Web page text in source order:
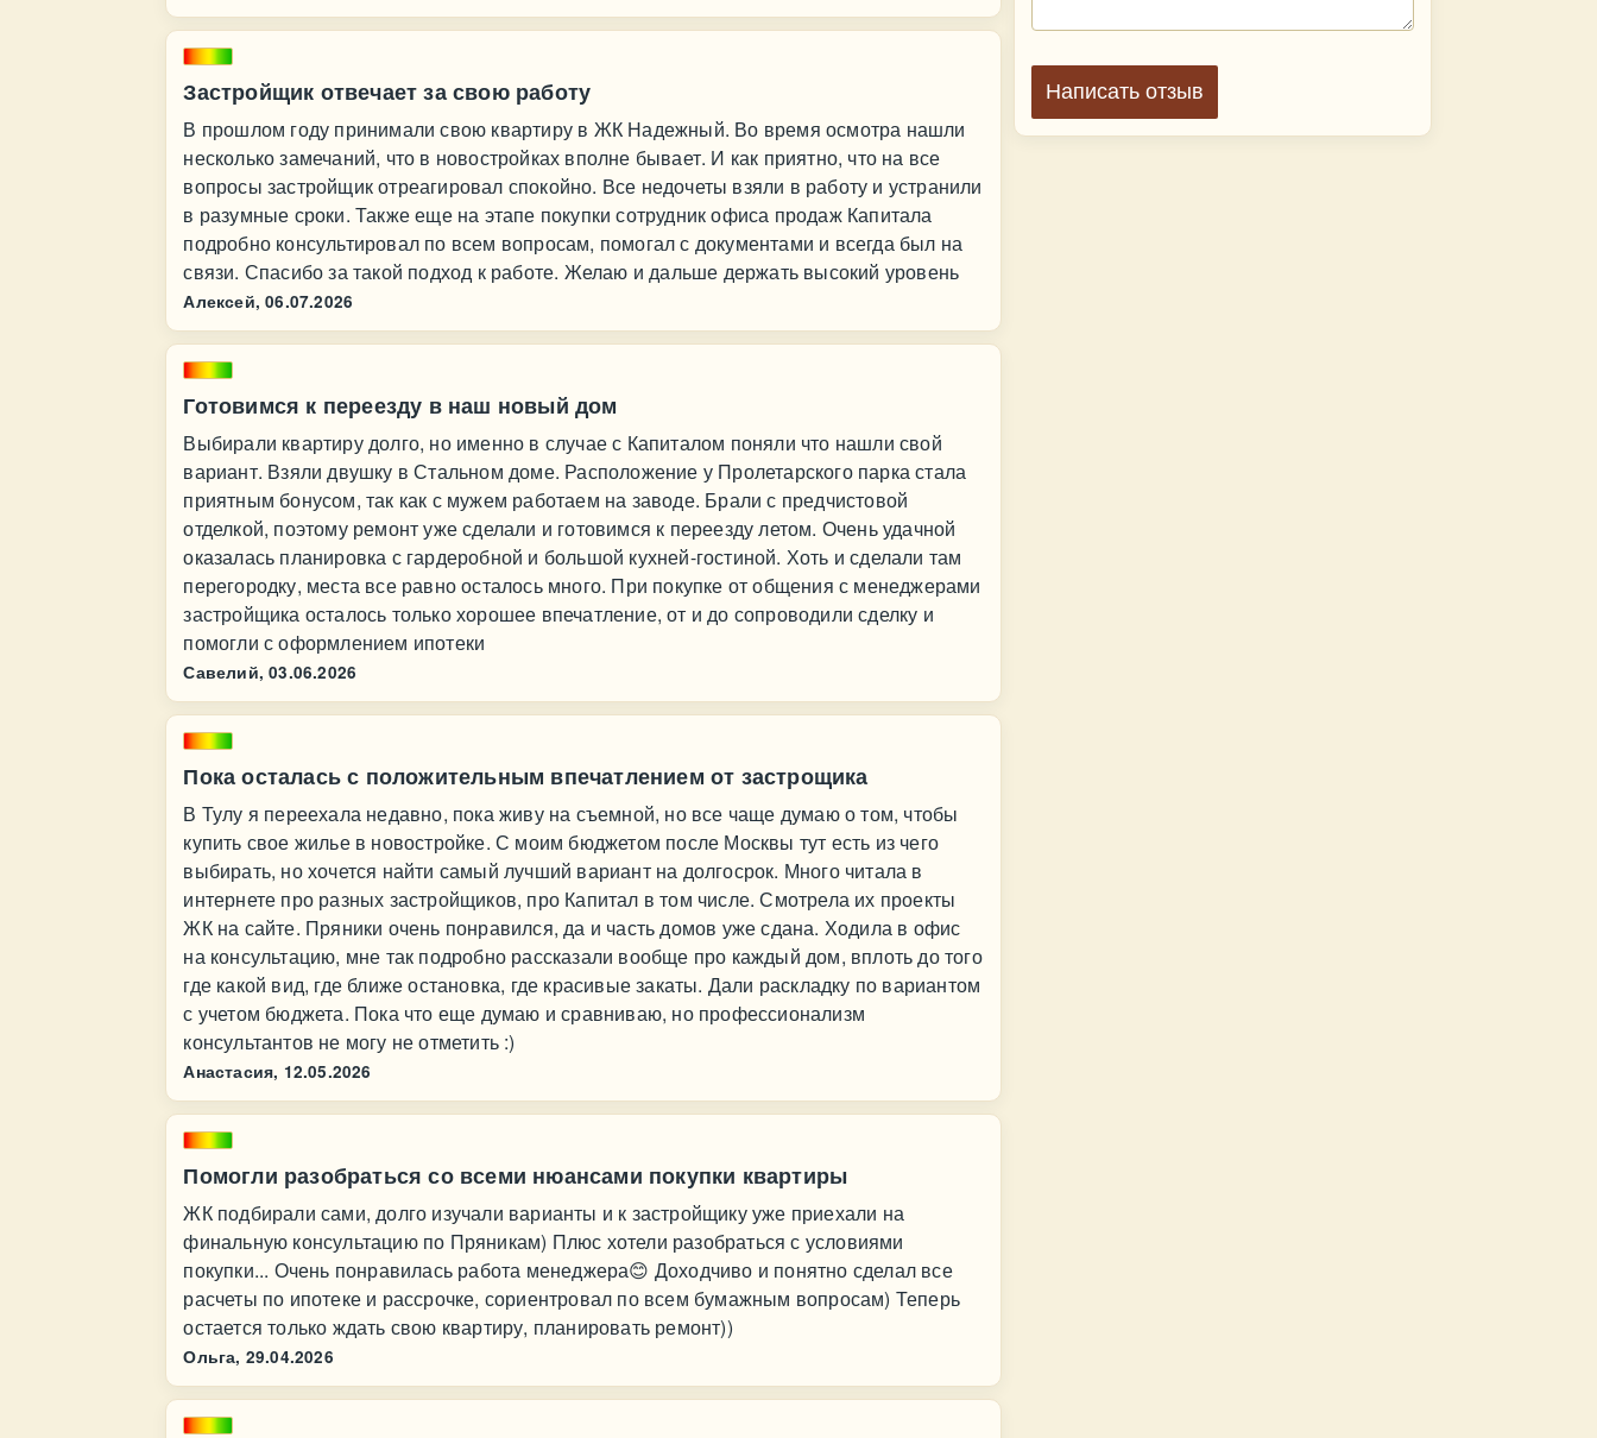
Застройщик отвечает за свою работу
В прошлом году принимали свою квартиру в ЖК Надежный. Во время осмотра нашли
несколько замечаний, что в новостройках вполне бывает. И как приятно, что на все
вопросы застройщик отреагировал спокойно. Все недочеты взяли в работу и устранили
в разумные сроки. Также еще на этапе покупки сотрудник офиса продаж Капитала
подробно консультировал по всем вопросам, помогал с документами и всегда был на
связи. Спасибо за такой подход к работе. Желаю и дальше держать высокий уровень
Алексей, 06.07.2026
Готовимся к переезду в наш новый дом
Выбирали квартиру долго, но именно в случае с Капиталом поняли что нашли свой
вариант. Взяли двушку в Стальном доме. Расположение у Пролетарского парка стала
приятным бонусом, так как с мужем работаем на заводе. Брали с предчистовой
отделкой, поэтому ремонт уже сделали и готовимся к переезду летом. Очень удачной
оказалась планировка с гардеробной и большой кухней-гостиной. Хоть и сделали там
перегородку, места все равно осталось много. При покупке от общения с менеджерами
застройщика осталось только хорошее впечатление, от и до сопроводили сделку и
помогли с оформлением ипотеки
Савелий, 03.06.2026
Пока осталась с положительным впечатлением от застрощика
В Тулу я переехала недавно, пока живу на съемной, но все чаще думаю о том, чтобы
купить свое жилье в новостройке. С моим бюджетом после Москвы тут есть из чего
выбирать, но хочется найти самый лучший вариант на долгосрок. Много читала в
интернете про разных застройщиков, про Капитал в том числе. Смотрела их проекты
ЖК на сайте. Пряники очень понравился, да и часть домов уже сдана. Ходила в офис
на консультацию, мне так подробно рассказали вообще про каждый дом, вплоть до того
где какой вид, где ближе остановка, где красивые закаты. Дали раскладку по вариантом
с учетом бюджета. Пока что еще думаю и сравниваю, но профессионализм
консультантов не могу не отметить :)
Анастасия, 12.05.2026
Помогли разобраться со всеми нюансами покупки квартиры
ЖК подбирали сами, долго изучали варианты и к застройщику уже приехали на
финальную консультацию по Пряникам) Плюс хотели разобраться с условиями
покупки... Очень понравилась работа менеджера😊 Доходчиво и понятно сделал все
расчеты по ипотеке и рассрочке, сориентровал по всем бумажным вопросам) Теперь
остается только ждать свою квартиру, планировать ремонт))
Ольга, 29.04.2026
Написать отзыв